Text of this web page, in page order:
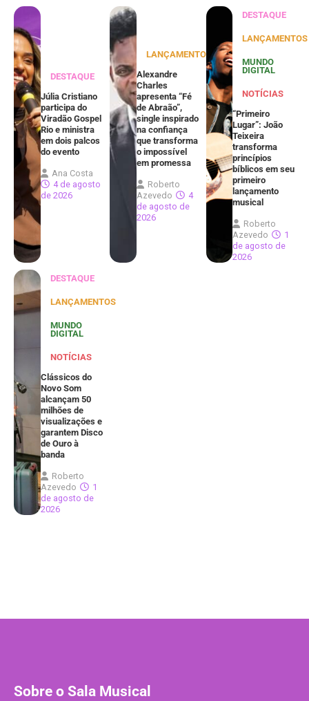
DESTAQUE
Júlia Cristiano
participa do
Viradão Gospel
Rio e ministra
em dois palcos
do evento
Ana Costa
4 de agosto
de 2026
LANÇAMENTOS
Alexandre
Charles
apresenta “Fé
de Abraão”,
single inspirado
na confiança
que transforma
o impossível
em promessa
Roberto
Azevedo
4
de agosto de
2026
DESTAQUE
LANÇAMENTOS
MUNDO
DIGITAL
NOTÍCIAS
“Primeiro
Lugar”: João
Teixeira
transforma
princípios
bíblicos em seu
primeiro
lançamento
musical
Roberto
Azevedo
1
de agosto de
2026
DESTAQUE
LANÇAMENTOS
MUNDO
DIGITAL
NOTÍCIAS
Clássicos do
Novo Som
alcançam 50
milhões de
visualizações e
garantem Disco
de Ouro à
banda
Roberto
Azevedo
1
de agosto de
2026
Sobre o Sala Musical